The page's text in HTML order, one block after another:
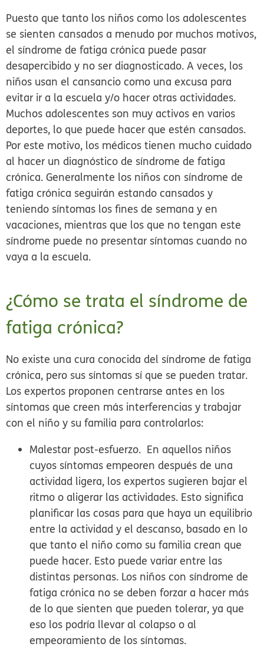
Puesto que tanto los niños como los adolescentes
se sienten cansados a menudo por muchos motivos,
el síndrome de fatiga crónica puede pasar
desapercibido y no ser diagnosticado. A veces, los
niños usan el cansancio como una excusa para
evitar ir a la escuela y/o hacer otras actividades.
Muchos adolescentes son muy activos en varios
deportes, lo que puede hacer que estén cansados.
Por este motivo, los médicos tienen mucho cuidado
al hacer un diagnóstico de síndrome de fatiga
crónica. Generalmente los niños con síndrome de
fatiga crónica seguirán estando cansados y
teniendo síntomas los fines de semana y en
vacaciones, mientras que los que no tengan este
síndrome puede no presentar síntomas cuando no
vaya a la escuela.
¿Cómo se trata el síndrome de
fatiga crónica?
No existe una cura conocida del síndrome de fatiga
crónica, pero sus síntomas sí que se pueden tratar.
Los expertos proponen centrarse antes en los
síntomas que creen más interferencias y trabajar
con el niño y su familia para controlarlos:
Malestar post-esfuerzo. En aquellos niños
cuyos síntomas empeoren después de una
actividad ligera, los expertos sugieren bajar el
ritmo o aligerar las actividades. Esto significa
planificar las cosas para que haya un equilibrio
entre la actividad y el descanso, basado en lo
que tanto el niño como su familia crean que
puede hacer. Esto puede variar entre las
distintas personas. Los niños con síndrome de
fatiga crónica no se deben forzar a hacer más
de lo que sienten que pueden tolerar, ya que
eso los podría llevar al colapso o al
empeoramiento de los síntomas.